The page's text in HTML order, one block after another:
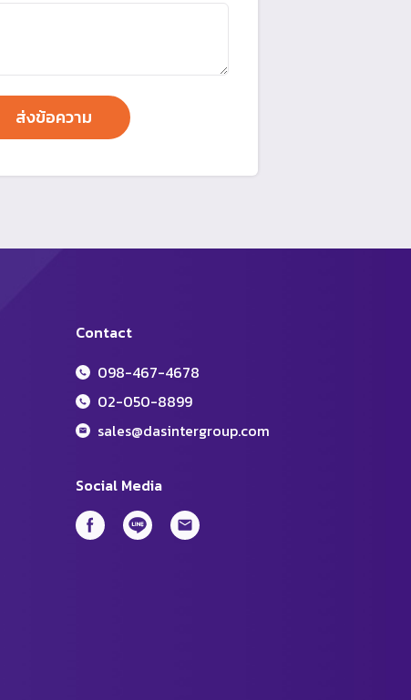
Social Media
Contact
098-467-4678
02-050-8899
sales@dasintergroup.com